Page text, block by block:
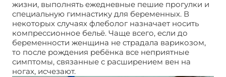
жизни, выполнять ежедневные пешие прогулки и
специальную гимнастику для беременных. В
некоторых случаях флеболог назначает носить
компрессионное бельё. Чаще всего, если до
беременности женщина не страдала варикозом,
то после рождения ребёнка все неприятные
симптомы, связанные с расширением вен на
ногах, исчезают.